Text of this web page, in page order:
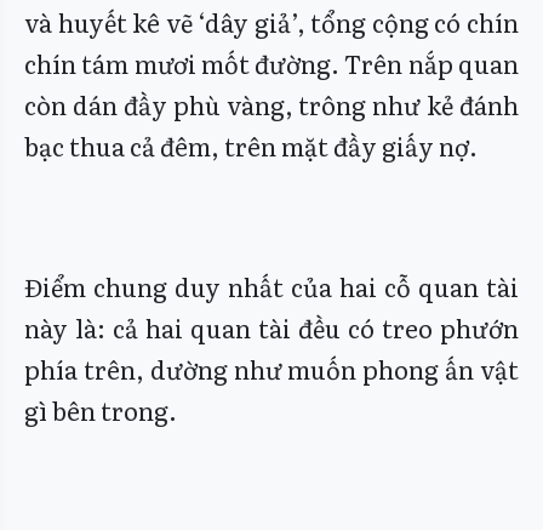
và huyết kê vẽ ‘dây giả’, tổng cộng có chín
chín tám mươi mốt đường. Trên nắp quan
còn dán đầy phù vàng, trông như kẻ đánh
bạc thua cả đêm, trên mặt đầy giấy nợ.
Điểm chung duy nhất của hai cỗ quan tài
này là: cả hai quan tài đều có treo phướn
phía trên, dường như muốn phong ấn vật
gì bên trong.